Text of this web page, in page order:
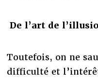
De l’art de
Toutefois, on ne
difficulté et